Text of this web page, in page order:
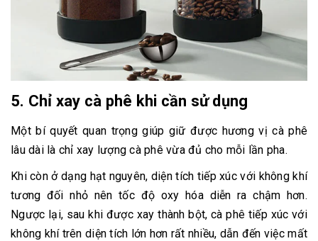
5. Chỉ xay cà phê khi cần sử dụng
Một bí quyết quan trọng giúp giữ được hương vị cà phê
lâu dài là chỉ xay lượng cà phê vừa đủ cho mỗi lần pha.
Khi còn ở dạng hạt nguyên, diện tích tiếp xúc với không khí
tương đối nhỏ nên tốc độ oxy hóa diễn ra chậm hơn.
Ngược lại, sau khi được xay thành bột, cà phê tiếp xúc với
không khí trên diện tích lớn hơn rất nhiều, dẫn đến việc mất